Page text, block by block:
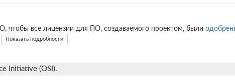
все лицензии для ПО, создаваемого проектом, были
Показать подробности
Initiative (OSI).